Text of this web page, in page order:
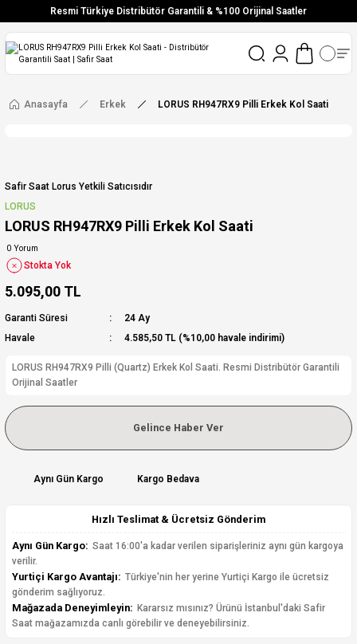
Resmi Türkiye Distribütör Garantili & %100 Orijinal Saatler
Vade Farksız 6 Taksit
Ücretsiz Kargo
Anasayfa Erkek LORUS RH947RX9 Pilli Erkek Kol Saati
Safir Saat Lorus Yetkili Satıcısıdır
LORUS
LORUS RH947RX9 Pilli Erkek Kol Saati
0 Yorum
Stokta Yok
5.095,00 TL
Garanti Süresi
24 Ay
Havale
4.585,50 TL (%10,00 havale indirimi)
LORUS RH947RX9 Pilli (Quartz) Erkek Kol Saati. Resmi Distribütör Garantili
Orijinal Saatler
Gelince Haber Ver
Aynı Gün Kargo Kargo Bedava
Hızlı Teslimat & Ücretsiz Gönderim
Aynı Gün Kargo: Saat 16:00'a kadar verilen siparişleriniz aynı gün kargoya
verilir.
Yurtiçi Kargo Avantajı: Türkiye'nin her yerine Yurtiçi Kargo ile ücretsiz
gönderim sağlıyoruz.
Mağazada Deneyimleyin: Kararsız mısınız? Ürünü İstanbul'daki Safir
Saat mağazamızda canlı görebilir ve deneyebilirsiniz.